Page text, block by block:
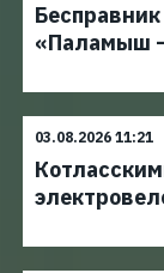
«Паламыш
03.08.2026 11:21